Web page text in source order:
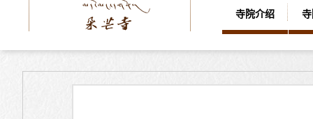
寺院介绍